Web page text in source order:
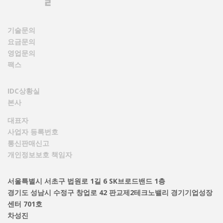
기술문의
요금문의
영업문의
팩스
IDC상황실
본사
대표자
사업자 등록번호
통신판매신고
개인정보보호 책임자
서울특별시 서초구 법원로 1길 6 SK브로드밴드 1층
경기도 성남시 수정구 창업로 42 판교제2테크노밸리 경기기업성장
센터 701호
차성진